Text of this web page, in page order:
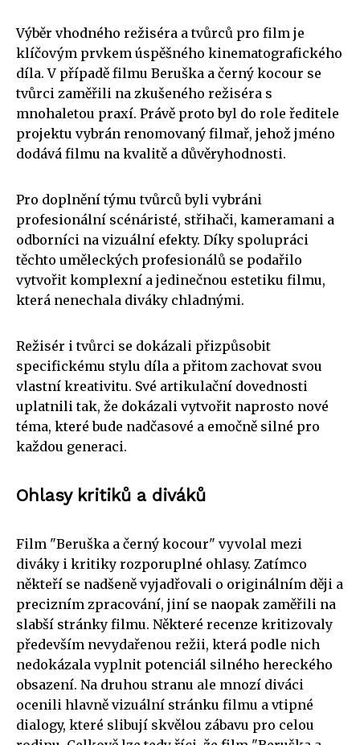
Výběr vhodného režiséra a tvůrců pro film je
klíčovým prvkem úspěšného kinematografického
díla. V případě filmu Beruška a černý kocour se
tvůrci zaměřili na zkušeného režiséra s
mnohaletou praxí. Právě proto byl do role ředitele
projektu vybrán renomovaný filmař, jehož jméno
dodává filmu na kvalitě a důvěryhodnosti.
Pro doplnění týmu tvůrců byli vybráni
profesionální scénáristé, střihači, kameramani a
odborníci na vizuální efekty. Díky spolupráci
těchto uměleckých profesionálů se podařilo
vytvořit komplexní a jedinečnou estetiku filmu,
která nenechala diváky chladnými.
Režisér i tvůrci se dokázali přizpůsobit
specifickému stylu díla a přitom zachovat svou
vlastní kreativitu. Své artikulační dovednosti
uplatnili tak, že dokázali vytvořit naprosto nové
téma, které bude nadčasové a emočně silné pro
každou generaci.
Ohlasy kritiků a diváků
Film "Beruška a černý kocour" vyvolal mezi
diváky i kritiky rozporuplné ohlasy. Zatímco
někteří se nadšeně vyjadřovali o originálním ději a
precizním zpracování, jiní se naopak zaměřili na
slabší stránky filmu. Některé recenze kritizovaly
především nevydařenou režii, která podle nich
nedokázala vyplnit potenciál silného hereckého
obsazení. Na druhou stranu ale mnozí diváci
ocenili hlavně vizuální stránku filmu a vtipné
dialogy, které slibují skvělou zábavu pro celou